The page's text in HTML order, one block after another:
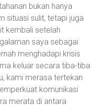
bukan hanya
situasi sulit, tetapi juga
kembali setelah
saya sebagai
menghadapi krisis
keluar secara tiba-tiba
kami merasa tertekan
komunikasi
merata di antara